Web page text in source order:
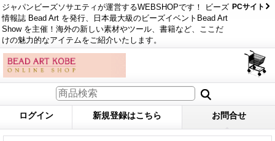
ジャパンビーズソサエティが運営するWEBSHOPです！ ビーズ
情報誌 Bead Art を発行、日本最大級のビーズイベントBead Art
Show を主催！海外の新しい素材やツール、書籍など、ここだ
けの魅力的なアイテムをご紹介いたします。
PCサイト
ログイン 新規登録はこちら お問合せ